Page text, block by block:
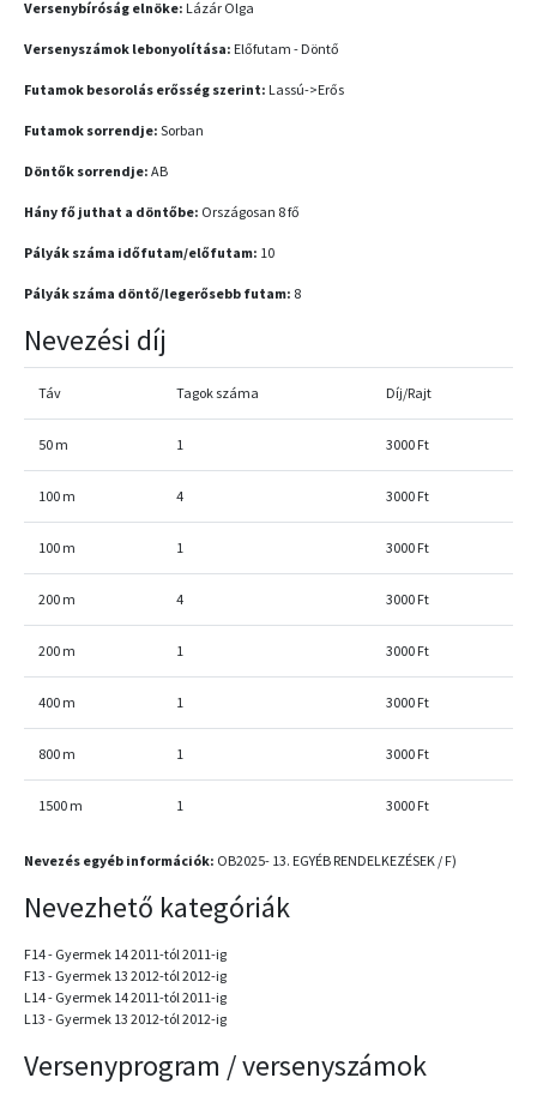
Versenybíróság elnöke: Lázár Olga
Versenyszámok lebonyolítása: Előfutam - Döntő
Futamok besorolás erősség szerint: Lassú->Erős
Futamok sorrendje: Sorban
Döntők sorrendje: AB
Hány fő juthat a döntőbe: Országosan 8 fő
Pályák száma időfutam/előfutam: 10
Pályák száma döntő/legerősebb futam: 8
Nevezési díj
Táv Tagok száma Díj/Rajt
50 m 1 3000 Ft
100 m 4 3000 Ft
100 m 1 3000 Ft
200 m 4 3000 Ft
200 m 1 3000 Ft
400 m 1 3000 Ft
800 m 1 3000 Ft
1500 m 1 3000 Ft
Nevezés egyéb információk: OB2025- 13. EGYÉB RENDELKEZÉSEK / F)
Nevezhető kategóriák
F14 - Gyermek 14 2011-tól 2011-ig
F13 - Gyermek 13 2012-tól 2012-ig
L14 - Gyermek 14 2011-tól 2011-ig
L13 - Gyermek 13 2012-tól 2012-ig
Versenyprogram / versenyszámok